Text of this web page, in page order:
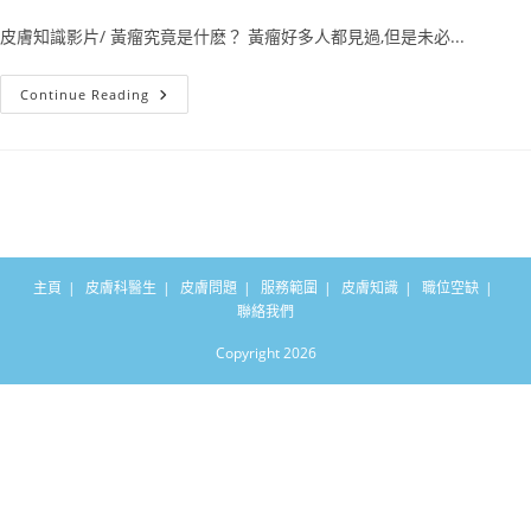
皮膚知識影片/ 黃瘤究竟是什麽？ 黃瘤好多人都見過,但是未必...
Continue Reading
主頁 皮膚科醫生 皮膚問題 服務範圍 皮膚知識
職位空缺
聯絡我們
Copyright 2026